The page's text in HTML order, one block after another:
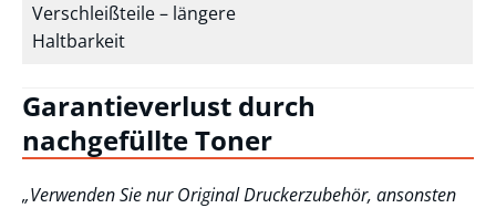
Verschleißteile – längere
Haltbarkeit
Garantieverlust durch
nachgefüllte Toner
„Verwenden Sie nur Original Druckerzubehör, ansonsten